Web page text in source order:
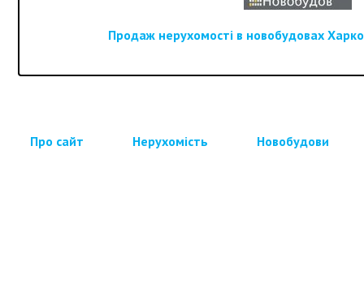
Продаж нерухомості в новобудовах
Про сайт Нерухомість Новобудови